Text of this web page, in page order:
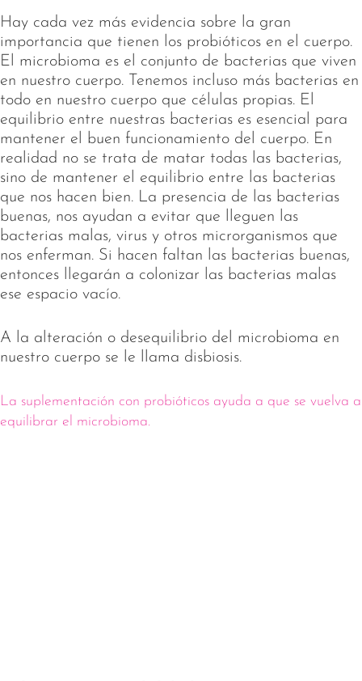
Hay cada vez más evidencia sobre la gran
importancia que tienen los probióticos en el cuerpo.
El microbioma es el conjunto de bacterias que viven
en nuestro cuerpo. Tenemos incluso más bacterias en
todo en nuestro cuerpo que células propias. El
equilibrio entre nuestras bacterias es esencial para
mantener el buen funcionamiento del cuerpo. En
realidad no se trata de matar todas las bacterias,
sino de mantener el equilibrio entre las bacterias
que nos hacen bien. La presencia de las bacterias
buenas, nos ayudan a evitar que lleguen las
bacterias malas, virus y otros microrganismos que
nos enferman. Si hacen faltan las bacterias buenas,
entonces llegarán a colonizar las bacterias malas
ese espacio vacío.
A la alteración o desequilibrio del microbioma en
nuestro cuerpo se le llama disbiosis.
La suplementación con probióticos ayuda a que se vuelva a
equilibrar el microbioma.